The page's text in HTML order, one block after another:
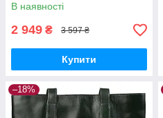
В наявності
2 949 ₴ 3 597 ₴
Купити
–18%